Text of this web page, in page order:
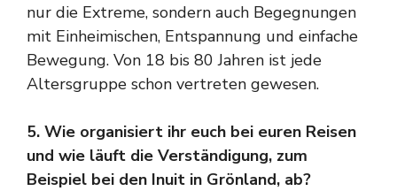
nur die Extreme, sondern auch Begegnungen
mit Einheimischen, Entspannung und einfache
Bewegung. Von 18 bis 80 Jahren ist jede
Altersgruppe schon vertreten gewesen.
5. Wie organisiert ihr euch bei euren Reisen
und wie läuft die Verständigung, zum
Beispiel bei den Inuit in Grönland, ab?